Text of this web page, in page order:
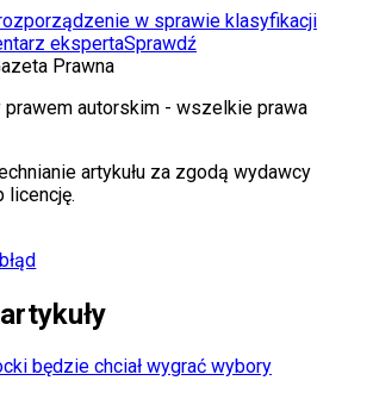
w sprawie klasyfikacji
ekspertaSprawdź
Prawna
prawem autorskim - wszelkie prawa
artykułu za zgodą wydawcy
licencję.
będzie chciał wygrać wybory